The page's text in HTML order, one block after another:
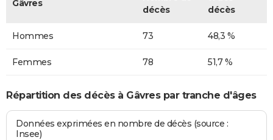
Gâvres
décès
décès
Hommes 73 48,3 %
Femmes 78 51,7 %
Répartition des décès à Gâvres par tranche d'âges
Données exprimées en nombre de décès (source :
Insee)